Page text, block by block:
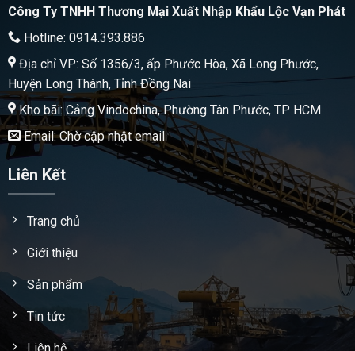
Công Ty TNHH Thương Mại Xuất Nhập Khẩu Lộc Vạn Phát
Hotline: 0914.393.886
Địa chỉ VP: Số 1356/3, ấp Phước Hòa, Xã Long Phước,
Huyện Long Thành, Tỉnh Đồng Nai
Kho bãi: Cảng Vindochina, Phường Tân Phước, TP HCM
Email: Chờ cập nhật email
Liên Kết
Trang chủ
Giới thiệu
Sản phẩm
Tin tức
Liên hệ